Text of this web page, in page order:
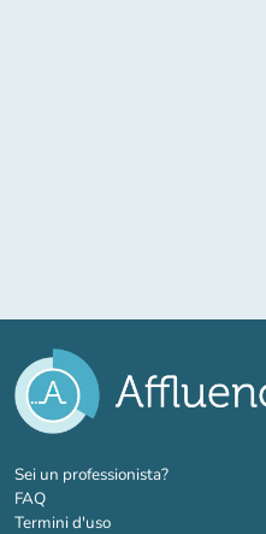
Sei un professionista?(nuova scheda)
FAQ
Termini d'uso